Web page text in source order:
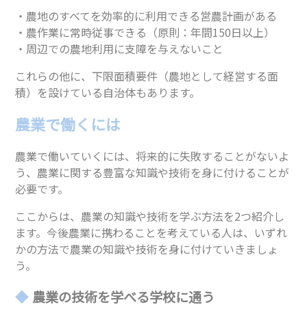
・農地のすべてを効率的に利用できる営農計画がある
・農作業に常時従事できる（原則：年間150日以上）
・周辺での農地利用に支障を与えないこと
これらの他に、下限面積要件（農地として経営する面
積）を設けている自治体もあります。
農業で働くには
農業で働いていくには、将来的に失敗することがないよ
う、農業に関する豊富な知識や技術を身に付けることが
必要です。
ここからは、農業の知識や技術を学ぶ方法を2つ紹介し
ます。今後農業に携わることを考えている人は、いずれ
かの方法で農業の知識や技術を身に付けていきましょ
う。
農業の技術を学べる学校に通う